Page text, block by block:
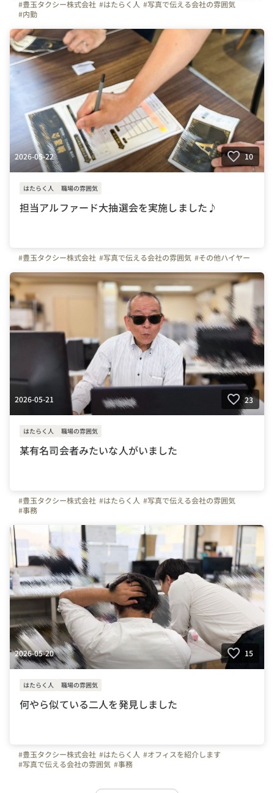
#豊玉タクシー株式会社 #はたらく人 #写真で伝える会社の雰囲気
#内勤
2026-05-22 10
はたらく人 職場の雰囲気
担当アルファード大抽選会を実施しました♪
#豊玉タクシー株式会社 #写真で伝える会社の雰囲気 #その他ハイヤー
2026-05-21 23
はたらく人 職場の雰囲気
某有名司会者みたいな人がいました
#豊玉タクシー株式会社 #はたらく人 #写真で伝える会社の雰囲気
#事務
2026-05-20 15
はたらく人 職場の雰囲気
何やら似ている二人を発見しました
#豊玉タクシー株式会社 #はたらく人 #オフィスを紹介します
#写真で伝える会社の雰囲気 #事務